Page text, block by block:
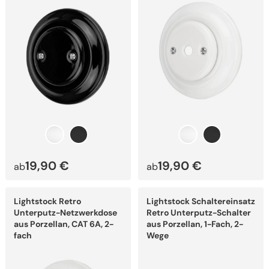
ab19,90€
Produktseite
gewählt
werden
ab19,90€
Produktseite
werden
Lightstock Retro
Unterputz-Netzwerkdose
aus Porzellan, CAT 6A, 2-
fach
Produkt
weist
mehrere
Varianten
auf.
Lightstock Schaltereinsatz
Retro Unterputz-Schalter
aus Porzellan, 1-Fach, 2-
Wege
Produkt
weist
mehrere
Varianten
auf.